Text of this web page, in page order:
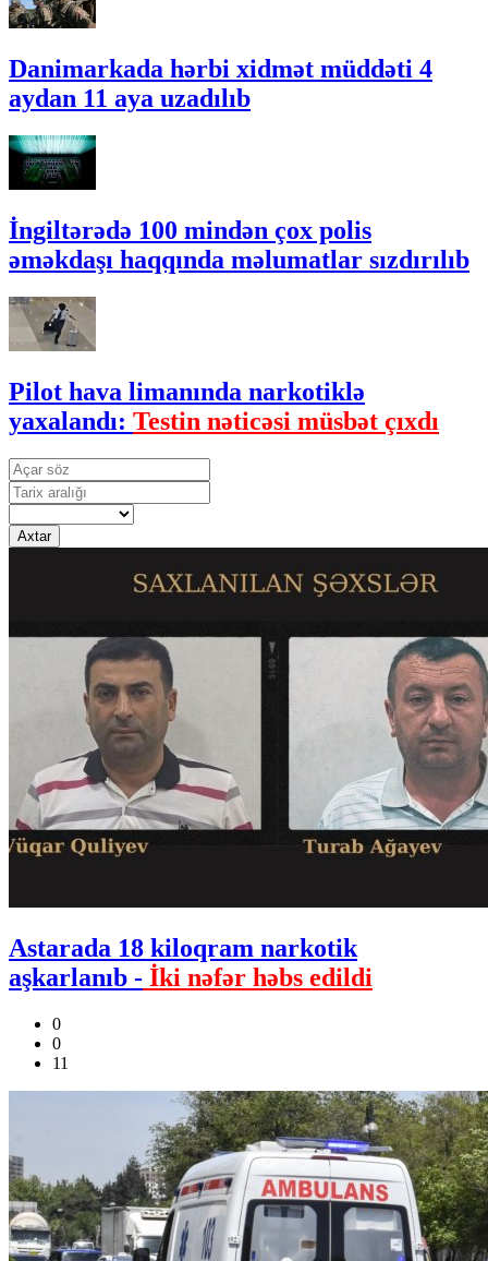
Danimarkada hərbi xidmət müddəti 4
aydan 11 aya uzadılıb
İngiltərədə 100 mindən çox polis
əməkdaşı haqqında məlumatlar sızdırılıb
Pilot hava limanında narkotiklə
yaxalandı: Testin nəticəsi müsbət çıxdı
Axtar
Astarada 18 kiloqram narkotik
aşkarlanıb - İki nəfər həbs edildi
0
0
11